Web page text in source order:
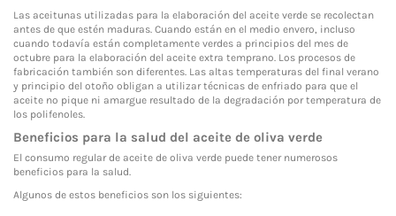
Las aceitunas utilizadas para la elaboración del aceite verde se recolectan
antes de que estén maduras. Cuando están en el medio envero, incluso
cuando todavía están completamente verdes a principios del mes de
octubre para la elaboración del aceite extra temprano. Los procesos de
fabricación también son diferentes. Las altas temperaturas del final verano
y principio del otoño obligan a utilizar técnicas de enfriado para que el
aceite no pique ni amargue resultado de la degradación por temperatura de
los polifenoles.
Beneficios para la salud del aceite de oliva verde
El consumo regular de aceite de oliva verde puede tener numerosos
beneficios para la salud.
Algunos de estos beneficios son los siguientes: